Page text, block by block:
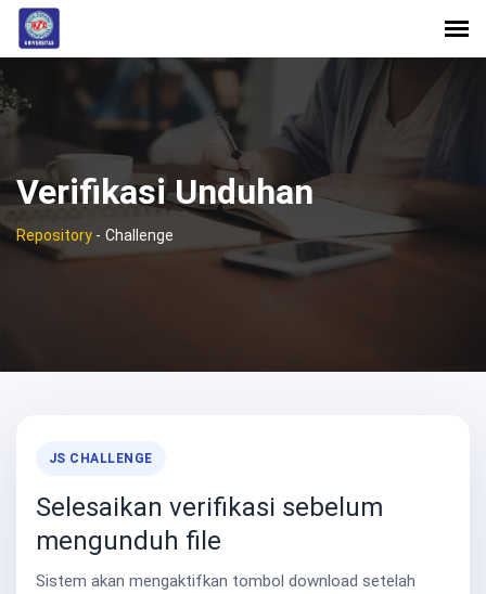
Verifikasi Unduhan
Repository - Challenge
JS CHALLENGE
Selesaikan verifikasi sebelum
mengunduh file
Sistem akan mengaktifkan tombol download setelah